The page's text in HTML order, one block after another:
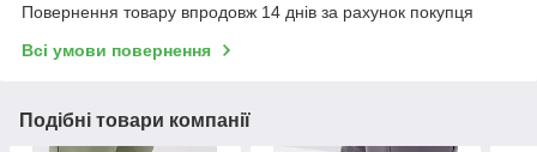
Повернення товару впродовж 14 днів за рахунок покупця
Всі умови повернення
Подібні товари компанії